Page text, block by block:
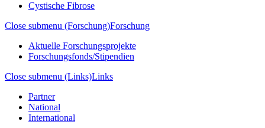
Cystische Fibrose
Close submenu (Forschung)Forschung
Aktuelle Forschungsprojekte
Forschungsfonds/Stipendien
Close submenu (Links)Links
Partner
National
International